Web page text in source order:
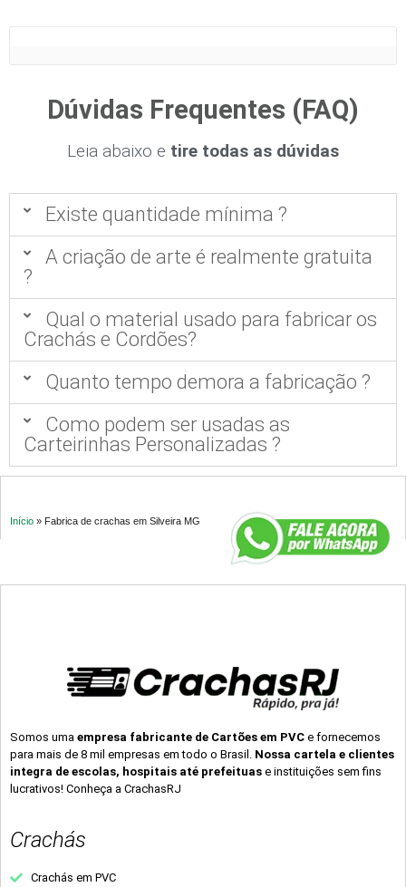
Dúvidas Frequentes (FAQ)
Leia abaixo e tire todas as dúvidas
Existe quantidade mínima ?
A criação de arte é realmente gratuita
?
Qual o material usado para fabricar os
Crachás e Cordões?
Quanto tempo demora a fabricação ?
Como podem ser usadas as
Carteirinhas Personalizadas ?
Início » Fabrica de crachas em Silveira MG
Somos uma empresa fabricante de Cartões em PVC e fornecemos
para mais de 8 mil empresas em todo o Brasil. Nossa cartela e clientes
integra de escolas, hospitais até prefeituas e instituições sem fins
lucrativos! Conheça a CrachasRJ
Crachás
Crachás em PVC